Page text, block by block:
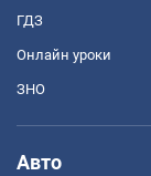
ГДЗ
Онлайн уроки
ЗНО
Авто